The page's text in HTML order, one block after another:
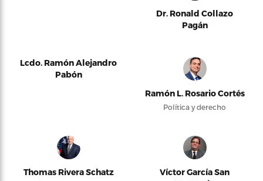
Dr. Ronald Collazo
Pagán
Lcdo. Ramón Alejandro
Pabón
Ramón L. Rosario Cortés
Política y derecho
Thomas Rivera Schatz
Víctor García San